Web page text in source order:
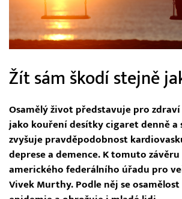
Žít sám škodí stejně
Osamělý život představuje pro
jako kouření desítky cigaret denně a
zvyšuje pravděpodobnost
deprese a demence. K tomuto závěru
amerického federálního úřadu pro
Vivek Murthy. Podle něj se